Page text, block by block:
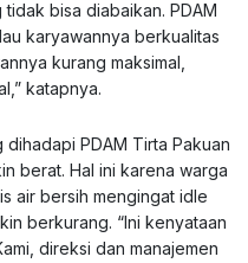
bisa diabaikan. PDAM
karyawannya berkualitas
kurang maksimal,
katapnya.
PDAM Tirta Pakuan
berat. Hal ini karena warga
air bersih mengingat idle
berkurang. “Ini kenyataan
direksi dan manajemen